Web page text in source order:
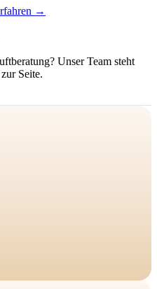
→
Unser Team steht
Seite.